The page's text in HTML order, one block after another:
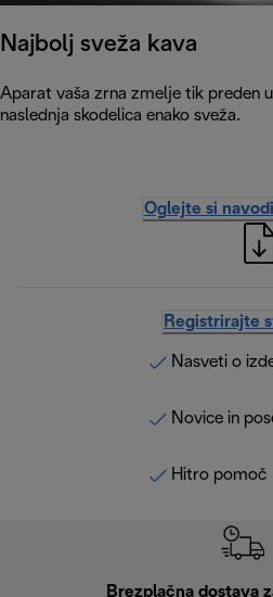
Najbolj sveža kava
Aparat vaša zrna zmelje tik preden
naslednja skodelica enako sveža.
Oglejte si
Registrirajte
Nasveti o
Novice in
Hitro pomoč
Brezplačna dostava